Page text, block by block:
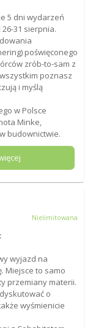
5 dni wydarzeń
31 sierpnia.
poświęconego
zrób-to-sam z
poznasz
i myślą
w Polsce
Minke,
budownictwie.
Nielimitowana
wyjazd na
Miejsce to samo
przemiany materii.
o
wyśmienicie